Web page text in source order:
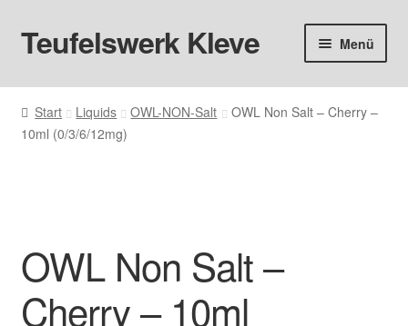
Zur
Navigation
Zum
Inhalt
Teufelswerk Kleve Menü
Startseite
Hardware
Big Puff
Start Liquids OWL-NON-Salt
OWL Non Salt – Cherry –
10ml (0/3/6/12mg)
OWL Non Salt –
Cherry – 10ml